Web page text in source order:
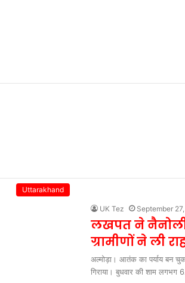
Uttarakhand
UK Tez September
लखपत ने
ग्रामीणों ने ली
अल्मोड़ा। आतंक का पर्याय बन
गिराया। बुधवार की शाम लगभग